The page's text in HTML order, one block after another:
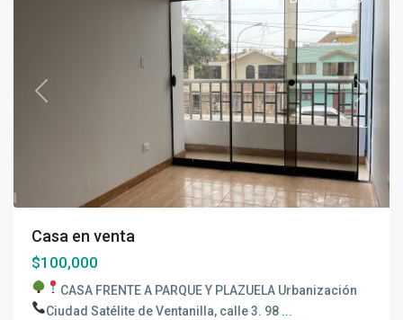
Previous Next
Casa en venta
$100,000
CASA FRENTE A PARQUE Y PLAZUELA Urbanización
Ciudad Satélite de Ventanilla, calle 3. 98 ...